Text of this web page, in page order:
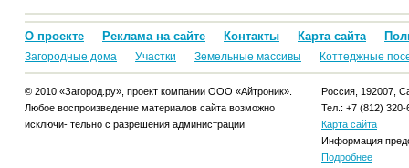
О проекте Реклама на сайте Контакты Карта сайта
Загородные дома Участки Земельные массивы Коттеджные
© 2010 «Загород.ру», проект компании ООО «Айтроник».
Любое воспроизведение материалов сайта возможно
исключи- тельно с разрешения администрации
Россия, 192007,
Тел.: +7 (812) 320-
Карта сайта
Информация
Подробнее